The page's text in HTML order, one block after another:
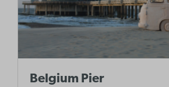
Belgium Pier